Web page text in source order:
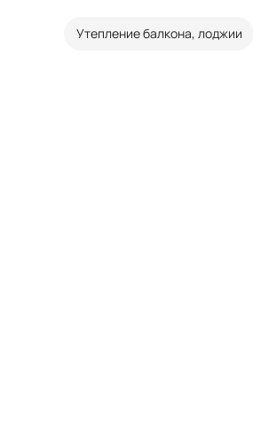
Утепление балкона, лоджии